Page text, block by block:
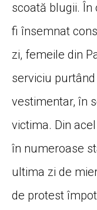
scoată blugii. În
fi însemnat
zi, femeile din
serviciu
vestimentar, în
victima. Din
în numeroase
ultima zi de
de protest